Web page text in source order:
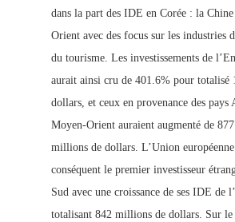
dans la part des IDE en Corée : la
Orient avec des focus sur les industries
du tourisme. Les investissements de
aurait ainsi cru de 401.6% pour totalisé
dollars, et ceux en provenance des pays
Moyen-Orient auraient augmenté de
millions de dollars. L’Union
conséquent le premier investisseur
Sud avec une croissance de ses IDE de
totalisant 842 millions de dollars. Sur